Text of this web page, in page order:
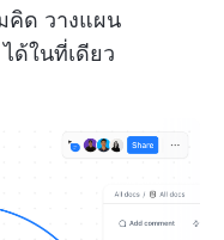
คิด วางแผน
ด้ในที่เดียว